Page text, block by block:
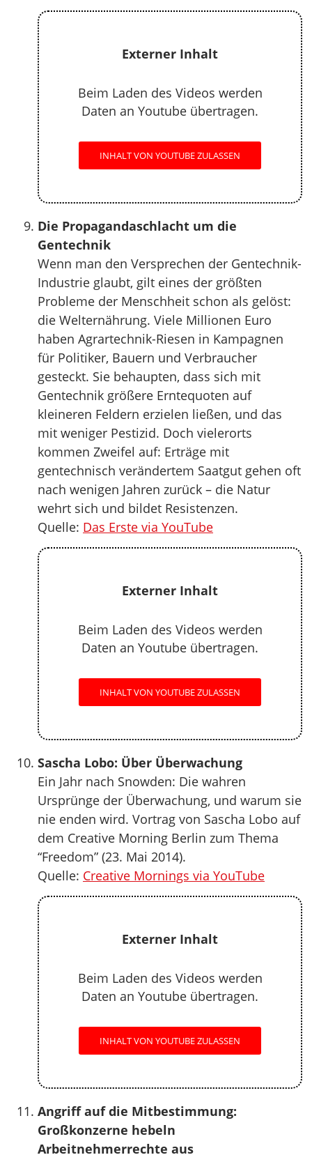
Externer Inhalt
Beim Laden des Videos werden
Daten an Youtube übertragen.
INHALT VON YOUTUBE ZULASSEN
Die Propagandaschlacht um die
Gentechnik
Wenn man den Versprechen der Gentechnik-
Industrie glaubt, gilt eines der größten
Probleme der Menschheit schon als gelöst:
die Welternährung. Viele Millionen Euro
haben Agrartechnik-Riesen in Kampagnen
für Politiker, Bauern und Verbraucher
gesteckt. Sie behaupten, dass sich mit
Gentechnik größere Erntequoten auf
kleineren Feldern erzielen ließen, und das
mit weniger Pestizid. Doch vielerorts
kommen Zweifel auf: Erträge mit
gentechnisch verändertem Saatgut gehen oft
nach wenigen Jahren zurück – die Natur
wehrt sich und bildet Resistenzen.
Quelle: Das Erste via YouTube
Externer Inhalt
Beim Laden des Videos werden
Daten an Youtube übertragen.
INHALT VON YOUTUBE ZULASSEN
Sascha Lobo: Über Überwachung
Ein Jahr nach Snowden: Die wahren
Ursprünge der Überwachung, und warum sie
nie enden wird. Vortrag von Sascha Lobo auf
dem Creative Morning Berlin zum Thema
“Freedom” (23. Mai 2014).
Quelle: Creative Mornings via YouTube
Externer Inhalt
Beim Laden des Videos werden
Daten an Youtube übertragen.
INHALT VON YOUTUBE ZULASSEN
Angriff auf die Mitbestimmung:
Großkonzerne hebeln
Arbeitnehmerrechte aus